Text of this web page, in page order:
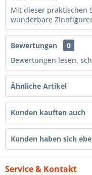
Mit dieser praktischen
wunderbare
Bewertungen
0
Bewertungen lesen,
Ähnliche Artikel
Kunden kauften auch
Kunden haben sich
Service & Kontakt